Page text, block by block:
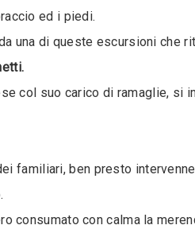
ed i piedi.
una di queste escursioni che
col suo carico di ramaglie, si
familiari, ben presto
con calma la